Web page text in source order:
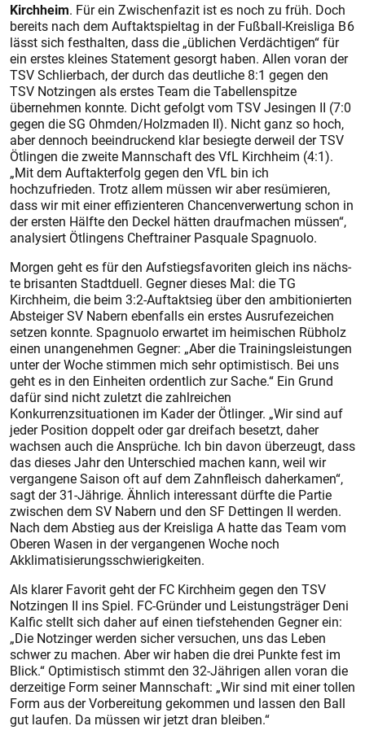
Kirchheim. Für ein Zwischenfazit ist es noch zu früh. Doch
bereits nach dem Auftaktspieltag in der Fußball-Kreisliga B 6
lässt sich festhalten, dass die „üblichen Verdächtigen“ für
ein erstes kleines Statement gesorgt haben. Allen voran der
TSV Schlierbach, der durch das deutliche 8:1 gegen den
TSV Notzingen als erstes Team die Tabellenspitze
übernehmen konnte. Dicht gefolgt vom TSV Jesingen II (7:0
gegen die SG Ohmden/Holzmaden II). Nicht ganz so hoch,
aber dennoch beeindruckend klar besiegte derweil der TSV
Ötlingen die zweite Mannschaft des VfL Kirchheim (4:1).
„Mit dem Auftakterfolg gegen den VfL bin ich
hochzufrieden. Trotz allem müssen wir aber resümieren,
dass wir mit einer effizienteren Chancenverwertung schon in
der ersten Hälfte den Deckel hätten draufmachen müssen“,
analysiert Ötlingens Cheftrainer Pasquale Spagnuolo.
Morgen geht es für den Aufstiegsfavoriten gleich ins nächs­
te brisanten Stadtduell. Gegner dieses Mal: die TG
Kirchheim, die beim 3:2-Auftaktsieg über den ambitionierten
Absteiger SV Nabern ebenfalls ein erstes Ausrufezeichen
setzen konnte. Spagnuolo erwartet im heimischen Rübholz
einen unangenehmen Gegner: „Aber die Trainingsleistungen
unter der Woche stimmen mich sehr optimistisch. Bei uns
geht es in den Einheiten ordentlich zur Sache.“ Ein Grund
dafür sind nicht zuletzt die zahlreichen
Konkurrenzsituationen im Kader der Ötlinger. „Wir sind auf
jeder Position doppelt oder gar dreifach besetzt, daher
wachsen auch die Ansprüche. Ich bin davon überzeugt, dass
das dieses Jahr den Unterschied machen kann, weil wir
vergangene Saison oft auf dem Zahnfleisch daherkamen“,
sagt der 31-Jährige. Ähnlich interessant dürfte die Partie
zwischen dem SV Nabern und den SF Dettingen II werden.
Nach dem Abstieg aus der Kreisliga A hatte das Team vom
Oberen Wasen in der vergangenen Woche noch
Akklimatisierungsschwierigkeiten.
Als klarer Favorit geht der FC Kirchheim gegen den TSV
Notzingen II ins Spiel. FC-Gründer und Leistungsträger Deni
Kalfic stellt sich daher auf einen tiefstehenden Gegner ein:
„Die Notzinger werden sicher versuchen, uns das Leben
schwer zu machen. Aber wir haben die drei Punkte fest im
Blick.“ Optimistisch stimmt den 32-Jährigen allen voran die
derzeitige Form seiner Mannschaft: „Wir sind mit einer tollen
Form aus der Vorbereitung gekommen und lassen den Ball
gut laufen. Da müssen wir jetzt dran bleiben.“